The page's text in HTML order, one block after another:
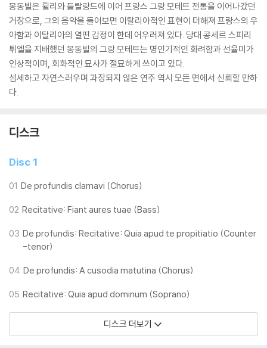
몽동빌은 륄리와 들랄랑드에 이어 프랑스 그랑 모테트 전통을 이어나갔던
거장으로, 그의 음악을 들어보면 이탈리아적인 표현이 더해져 프랑스의 우
아함과 이탈리아의 열띤 감정이 한데 어우러져 있다. 당대 콩세르 스피리
튀엘을 지배했던 몽동빌의 그랑 모테트는 명인기적인 화려함과 선율미가
인상적이며, 회화적인 묘사가 절묘하게 쓰이고 있다.
섬세하고 자연스러우며 과장되지 않은 연주 역시 모든 면에서 신뢰할 만하
다.
디스크
Disc 1
01 De profundis clamavi (Chorus)
02 Recitative: Fiant aures tuae (Bass)
03 De profundis: Recitative: Quia apud te propitiatio (Counter
-tenor)
04 De profundis: A cusodia matutina (Chorus)
05 Recitative: Quia apud dominum (Soprano)
디스크 더보기